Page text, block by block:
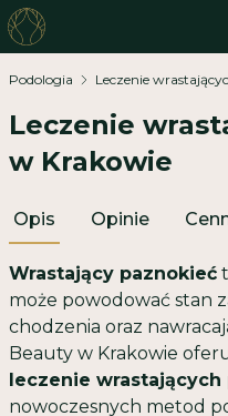
Podologia Leczenie
Leczenie
w Krakowie
Opis Opinie
Wrastający paznokieć
może powodować stan
chodzenia oraz
Beauty w Krakowie
leczenie wrastających
nowoczesnych metod